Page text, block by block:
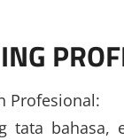
Profesional:
tata